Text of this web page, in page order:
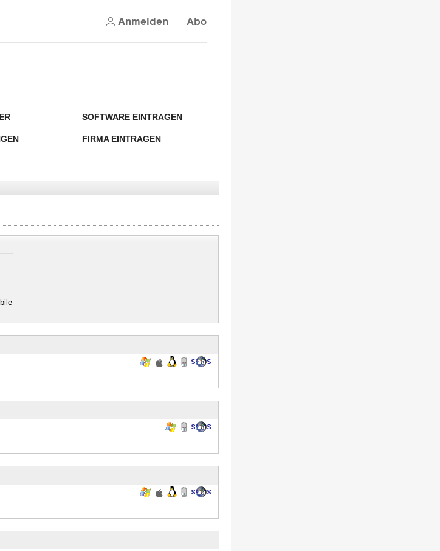
Anmelden Abo
SOFTWARE EINTRAGEN
FIRMA EINTRAGEN